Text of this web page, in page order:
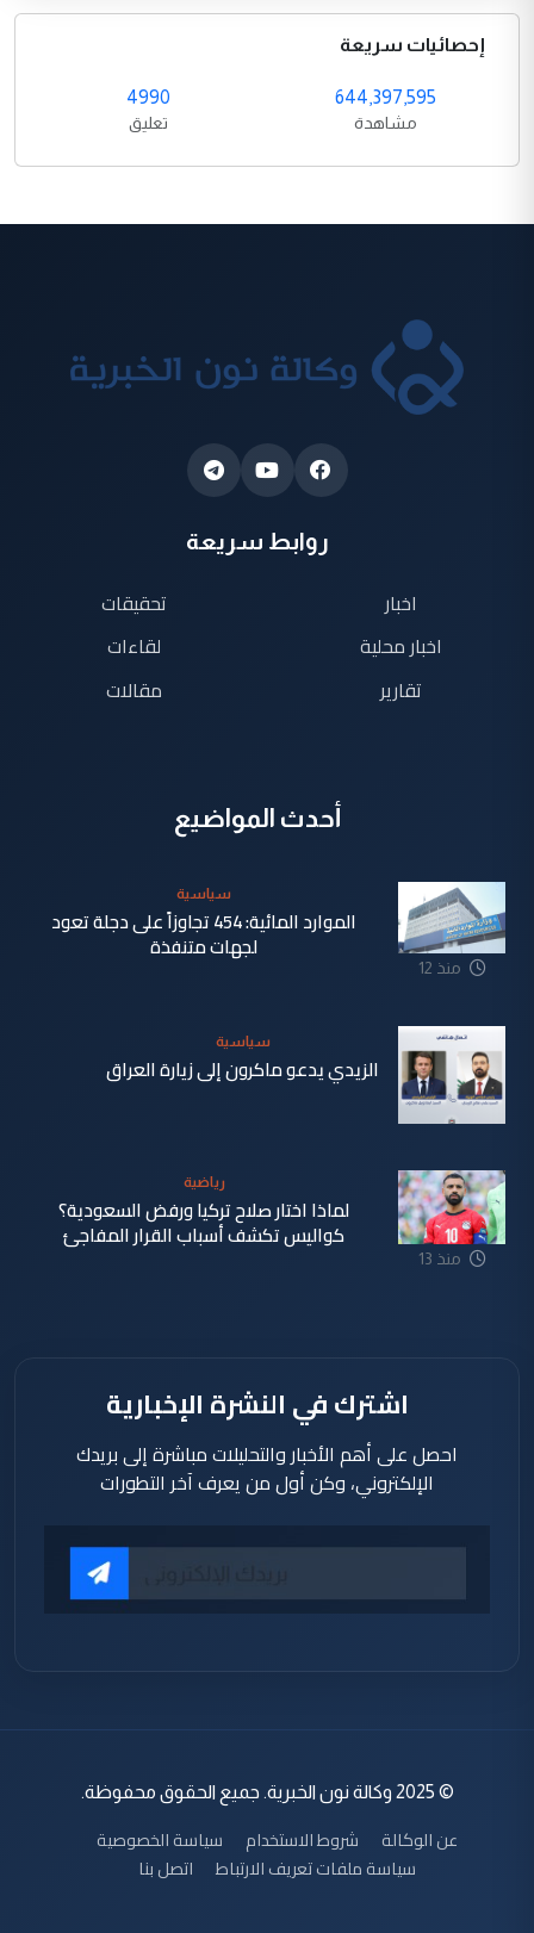
إحصائيات سريعة
644,397,595
مشاهدة
4990
تعليق
روابط سريعة
اخبار
اخبار محلية
تقارير
تحقيقات
لقاءات
مقالات
أحدث المواضيع
منذ 12
سياسية
الموارد المائية: 454 تجاوزاً على دجلة تعود
لجهات متنفذة
ساعة
سياسية
الزيدي يدعو ماكرون إلى زيارة العراق
منذ 13
رياضية
لماذا اختار صلاح تركيا ورفض السعودية؟
كواليس تكشف أسباب القرار المفاجئ
اشترك في النشرة الإخبارية
احصل على أهم الأخبار والتحليلات مباشرة إلى بريدك
الإلكتروني، وكن أول من يعرف آخر التطورات
© 2025 وكالة نون الخبرية. جميع الحقوق محفوظة.
عن الوكالة شروط الاستخدام
سياسة الخصوصية
سياسة ملفات تعريف الارتباط
اتصل بنا